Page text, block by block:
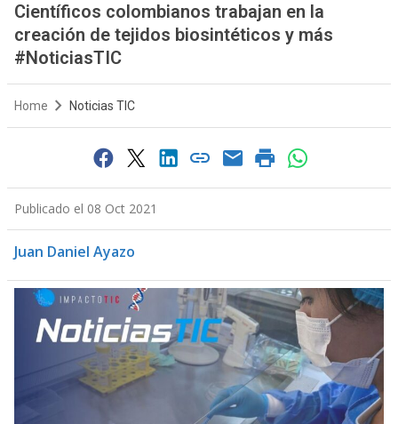
Científicos colombianos trabajan en la
creación de tejidos biosintéticos y más
#NoticiasTIC
Home Noticias TIC
Publicado el 08 Oct 2021
Juan Daniel Ayazo